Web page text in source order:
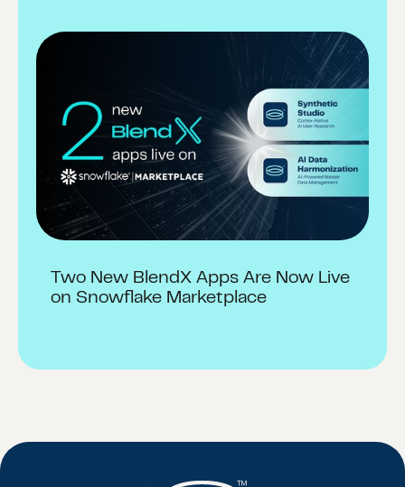
Two New BlendX Apps Are Now Live
on Snowflake Marketplace